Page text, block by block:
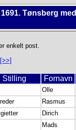
Tønsberg
enkelt post.
[>>]
Stilling Fornavn
Olle
Rasmus
Dirich
Mads